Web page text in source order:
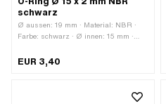
schwarz
Ø aussen: 19 mm · Material: NBR ·
Farbe: schwarz · Ø innen: 15 mm ·
EUR 3,40